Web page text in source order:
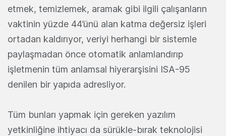
etmek, temizlemek, aramak gibi ilgili çalışanların
vaktinin yüzde 44’ünü alan katma değersiz işleri
ortadan kaldırıyor, veriyi herhangi bir sistemle
paylaşmadan önce otomatik anlamlandırıp
işletmenin tüm anlamsal hiyerarşisini ISA-95
denilen bir yapıda adresliyor.
Tüm bunları yapmak için gereken yazılım
yetkinliğine ihtiyacı da sürükle-bırak teknolojisi